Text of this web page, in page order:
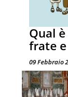
Qual
frate
09 Febbraio